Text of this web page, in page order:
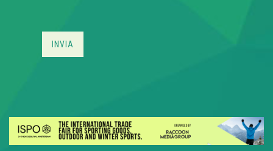
INVIA